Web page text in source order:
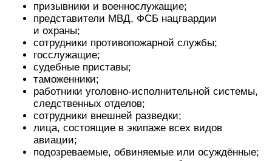
призывники и военнослужащие;
представители МВД, ФСБ нацгвардии
и охраны;
сотрудники противопожарной службы;
госслужащие;
судебные приставы;
таможенники;
работники уголовно-исполнительной системы,
следственных отделов;
сотрудники внешней разведки;
лица, состоящие в экипаже всех видов
авиации;
подозреваемые, обвиняемые или осуждённые;